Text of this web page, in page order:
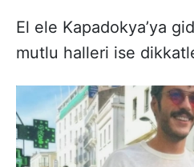
El ele Kapadokya’ya
mutlu halleri ise